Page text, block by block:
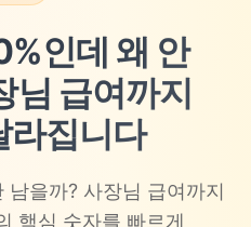
인데 왜 안
님 급여까지
라집니다
을까? 사장님 급여까지
핵심 숫자를 빠르게